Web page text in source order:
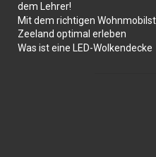
dem Lehrer!
Mit dem richtigen
Zeeland optimal erleben
Was ist eine LED-Wolkendecke